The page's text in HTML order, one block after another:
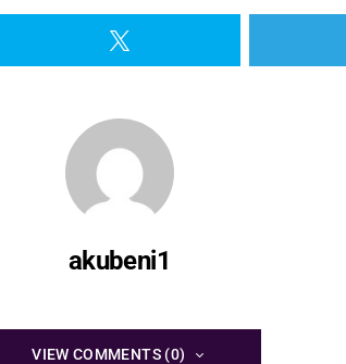
akubeni1
VIEW COMMENTS (0)